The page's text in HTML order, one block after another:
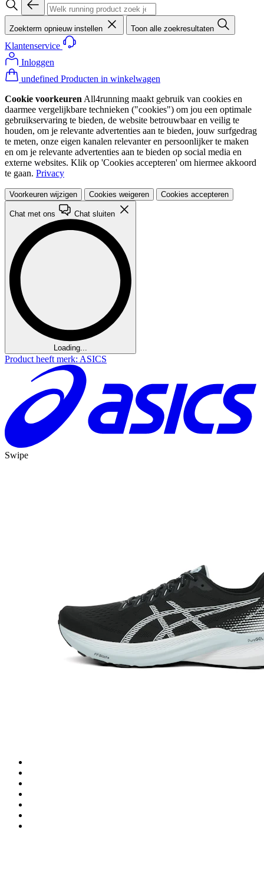
Zoekterm opnieuw instellen Toon alle zoekresultaten
Klantenservice
Inloggen
undefined Producten in winkelwagen
Cookie voorkeuren All4running maakt gebruik van cookies en
daarmee vergelijkbare technieken ("cookies") om jou een optimale
gebruikservaring te bieden, de website betrouwbaar en veilig te
houden, om je relevante advertenties aan te bieden, jouw surfgedrag
te meten, onze eigen kanalen relevanter en persoonlijker te maken
en om je relevante advertenties aan te bieden op social media en
externe websites. Klik op 'Cookies accepteren' om hiermee akkoord
te gaan. Privacy
Voorkeuren wijzigen Cookies weigeren Cookies accepteren
Chat met ons Chat sluiten
Loading...
Product heeft merk: ASICS
Swipe